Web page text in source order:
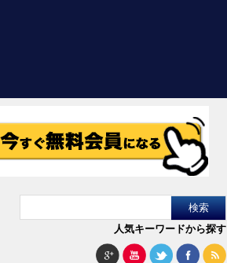
人気キーワードから探す